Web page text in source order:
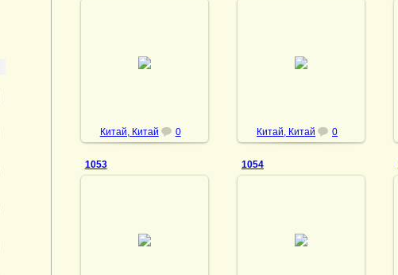
Китай, Китай 0 Китай, Китай 0
1053 1054